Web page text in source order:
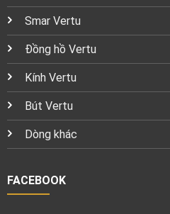
Smar Vertu
Đồng hồ Vertu
Kính Vertu
Bút Vertu
Dòng khác
FACEBOOK